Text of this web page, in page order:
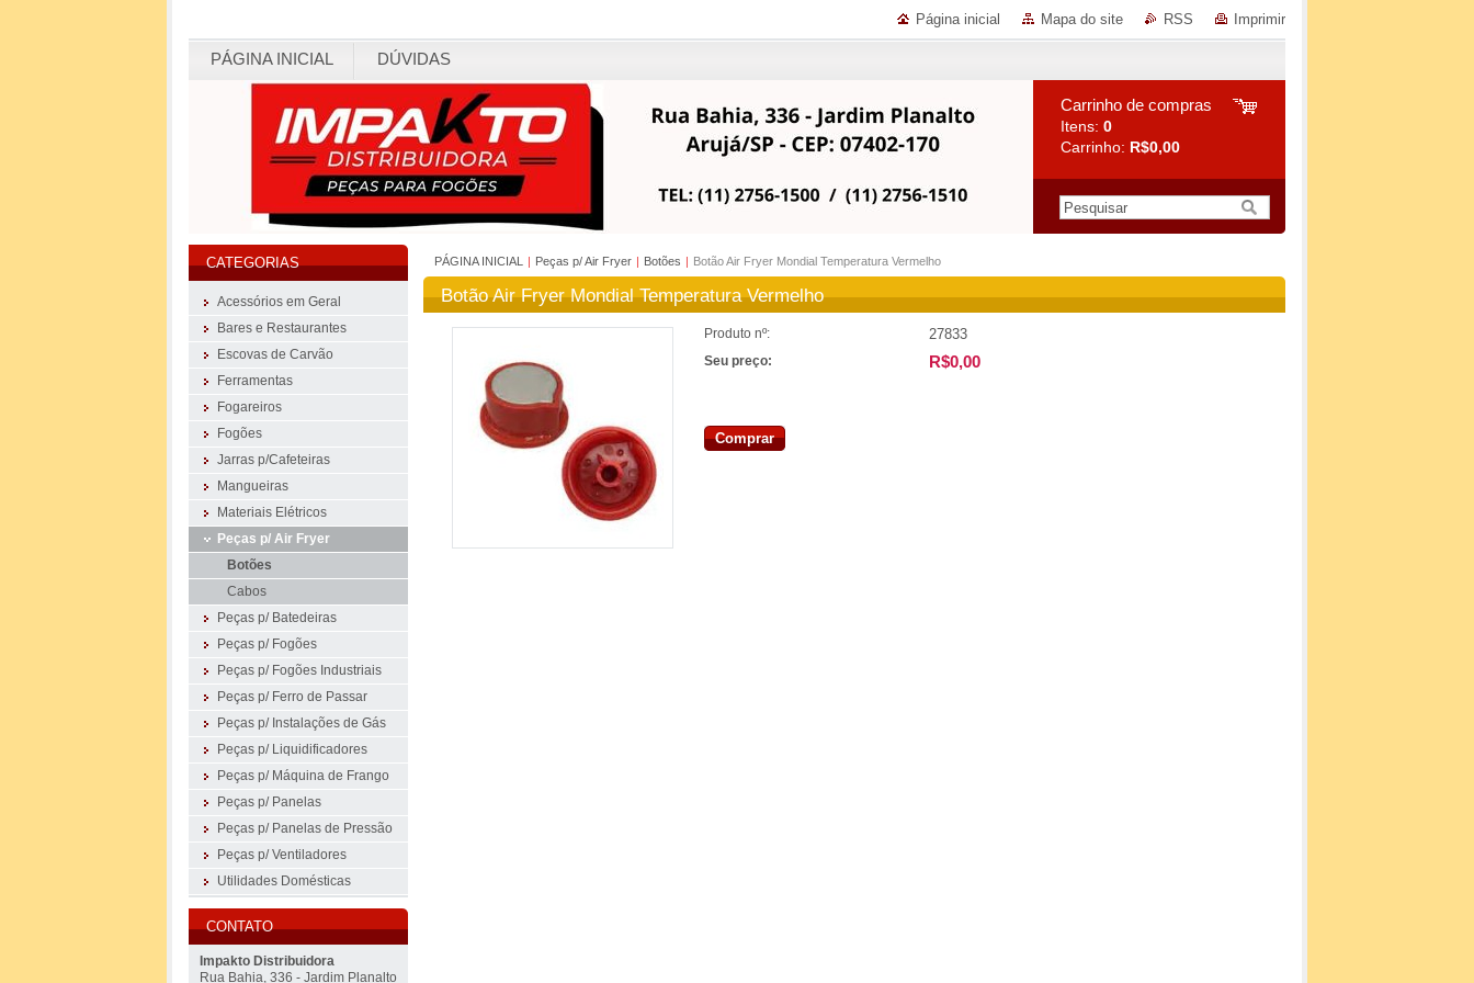
Página inicial Mapa do site RSS Imprimir
PÁGINA INICIAL DÚVIDAS
Carrinho de compras
Itens: 0
Carrinho: R$0,00
PÁGINA INICIAL | Peças p/ Air Fryer | Botões | Botão Air Fryer Mondial Temperatura Vermelho
Botão Air Fryer Mondial Temperatura Vermelho
Produto nº: 27833
Seu preço: R$0,00
Comprar
CATEGORIAS
Acessórios em Geral
Bares e Restaurantes
Escovas de Carvão
Ferramentas
Fogareiros
Fogões
Jarras p/Cafeteiras
Mangueiras
Materiais Elétricos
Peças p/ Air Fryer
Botões
Cabos
Peças p/ Batedeiras
Peças p/ Fogões
Peças p/ Fogões Industriais
Peças p/ Ferro de Passar
Peças p/ Instalações de Gás
Peças p/ Liquidificadores
Peças p/ Máquina de Frango
Peças p/ Panelas
Peças p/ Panelas de Pressão
Peças p/ Ventiladores
Utilidades Domésticas
CONTATO
Impakto Distribuidora
Rua Bahia, 336 - Jardim Planalto